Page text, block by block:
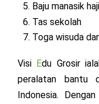
Baju manasik
Tas sekolah
Toga wisuda
Visi Edu Grosir
peralatan bantu
Indonesia.